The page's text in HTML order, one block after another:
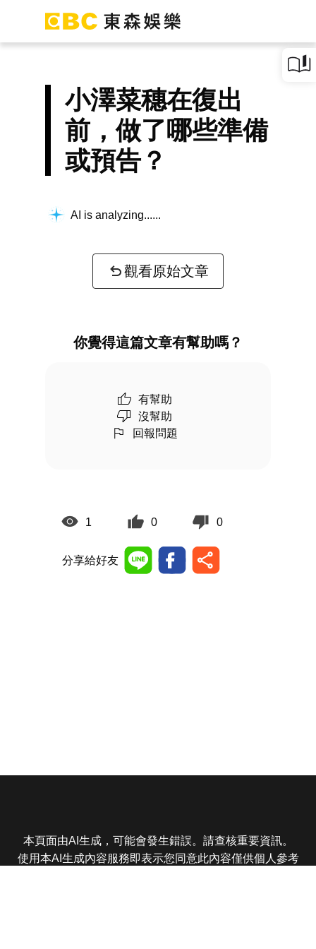
小澤菜穗在復出
前，做了哪些準備
或預告？
AI is analyzing...
觀看原始文章
你覺得這篇文章有幫助嗎？
有幫助
沒幫助
回報問題
1 0 0
分享給好友
本頁面由AI生成，可能會發生錯誤。請查核重要資訊。
使用本AI生成內容服務即表示您同意此內容僅供個人參考